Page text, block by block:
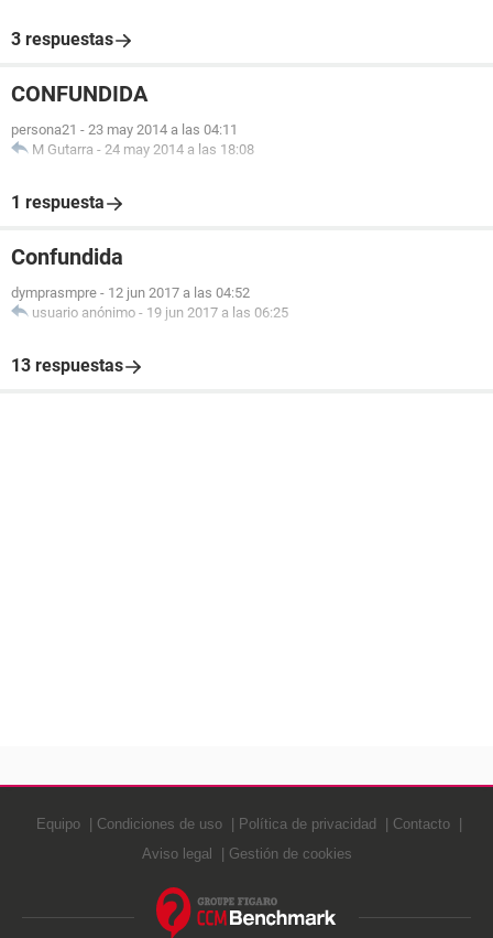
3 respuestas
CONFUNDIDA
persona21 - 23 may 2014 a las 04:11
M Gutarra - 24 may 2014 a las 18:08
1 respuesta
Confundida
dymprasmpre - 12 jun 2017 a las 04:52
usuario anónimo - 19 jun 2017 a las 06:25
13 respuestas
Equipo Condiciones de uso Política de privacidad
Contacto
Aviso legal
Gestión de cookies